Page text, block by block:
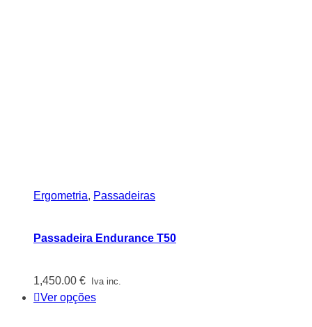
Ergometria, Passadeiras
Passadeira Endurance T50
1,450.00 € Iva inc.
Ver opções